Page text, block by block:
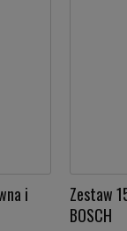
i
Zestaw
BOSCH